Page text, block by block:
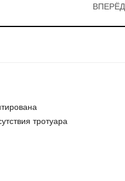
ВПЕРЁД
тротуара